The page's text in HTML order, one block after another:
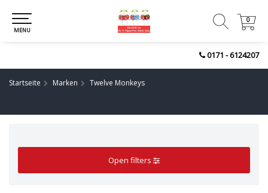
0171 - 6124207
0
0
MENU
Startseite Marken Twelve Monkeys
Open filters